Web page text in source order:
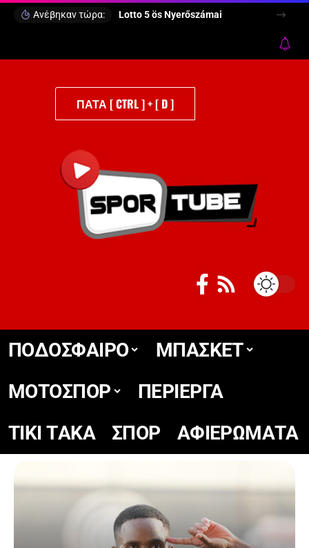
Ανέβηκαν τώρα: Lotto 5 ös Nyerőszámai
ΠΑΤΑ [ CTRL ] + [ D ]
ΠΟΔΟΣΦΑΙΡΟ
ΜΠΑΣΚΕΤ
ΜΟΤΟΣΠΟΡ
ΠΕΡΙΕΡΓΑ
TIKΙ TΑΚΑ
ΣΠΟΡ ΑΦΙΕΡΩΜΑΤΑ